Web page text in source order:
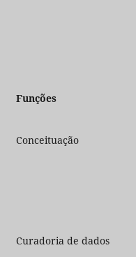
Funções
Conceituação
Curadoria de dados